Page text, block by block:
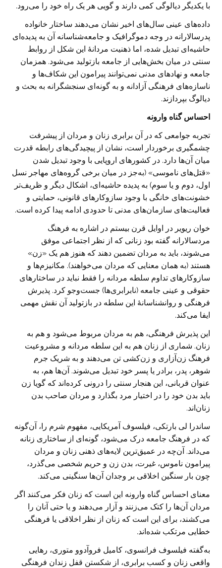
با یکدیگر دیالوگی کمی دارند و گویی هر یک راه خود را می‌رود.
داده‌های عینی سال‌های اخیر نشان می‌دهند ساختار خانواده
پدرسالارانه در وجه دموگرافیک و جامعه‌شناسانه آن به پدیده‌ای
حاشیه‌ای تبدیل شده، اما ذهنیت مردانهٔ این شکل از روابط
سنتی در میان بخش‌هایی از جامعه بازتولید می‌شود. همزمان
جامعه و نهادهای مدنی نمی‌توانند پیرامون این شکاف‌ها و
ناسازه‌های فرهنگی آزادانه و به گونه‌ای سنجشگرانه به بحث و
دیالوگ بپردازند.
احساس گناه وارونه
تجربه جوامعی که در آن برابری زنان و مردان از پیشرفت
چشمگیری برخوردار است، نشان از پیچیدگی‌های رابطه قدرت
میان آن‌ها دارد. در کشورهای اروپایی با وجود تبدیل شدن
«قتل‌های ناموسی» (به‌جز در میان برخی گروه‌های مهاجر نسل
اول، دوم و یا سوم) به پدیده حاشیه‌ای، اشکال دیگر و ظریف‌تر
خشونت‌های خانگی با وجود سازوکارهای قانونی، حمایتی و
فعالیت‌های سازمان‌های مدنی تا حدودی ادامه پیدا کرده است.
خوان ریویر در اوایل قرن بیستم در اشاره به فرهنگ
مردسالارانه گفته بود زنانی که از نظر اجتماعی موفق
می‌شوند، باید به مردان تضمین دهند که هنوز هم یک «زن»
هستند (به همان معنایی که مردان می‌خواهند). مکانیزم‌ها و
سازوکارهای تداوم سلطه مردانه را فقط نباید در ساختارهای
حقوقی و عینی جامعه (نابرابری‌ها) جست‌وجو کرد. پذیرش
فرهنگی و روانشناسانهٔ این سلطه در بازتولید آن نقش مهمی
ایفا می‌کند.
این پذیرش فرهنگی، هم به مردان مربوط می‌شود و هم به
زنان. شماری از زنان هم به این سلطه مردانه و مشروعیت
فرهنگ زن‌آزاری و زن‌کشی تن می‌دهند و به شریک جرم
شوهر، پدر، برادر یا پسر خود تبدیل می‌شوند. آن‌ها هم، به
عنوان قربانی، این هنجار سنتی را درونی کرده‌اند که گویا زن
باید بدن خود را در اختیار مرد بگذارد و مردان صاحب بدن
زنان‌اند.
ساندرا لی بارتکی، فیلسوف آمریکایی، مفهوم شرم را، آن‌گونه
که در فرهنگ جامعه درک می‌شود، گونه‌ای از ساختاری زنانه
می‌داند. آن‌چه در عمیق‌ترین لایه‌های ذهنی زنان و مردان
پیرامون ناموس، غیرت، بدن زن و حریم شخصی می‌گذرد،
چون بار سنگین اخلاقی بر وجدان آن‌ها سنگینی می‌کند.
معنای احساس گناه وارونه این است که زنان فکر می‌کنند اگر
مردان آن‌ها را کتک می‌زنند و آزار می‌دهند و یا حتی آنان را
می‌کشند، برای این است که زنان از نظر اخلاقی یا فرهنگی
خطایی مرتکب شده‌اند.
به‌گفته فیلسوف فرانسوی، کامیل فروآدوو‎ متوری، رهایی
واقعی زنان و کسب برابری، از شکستن قفل زندان فرهنگی